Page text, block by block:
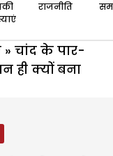
राजनीति
» चांद के पार-
ही क्योंं बना